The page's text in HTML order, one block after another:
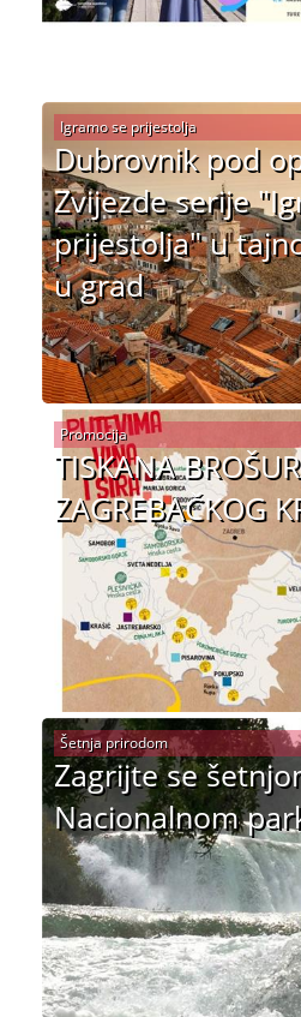
Dubrovnik pod
Zvijezde serije
prijestolja" u
u grad
Igramo se prijestolja
TISKANA
ZAGREBAČKOG
Promocija
Zagrijte se
Nacionalnom
Šetnja prirodom